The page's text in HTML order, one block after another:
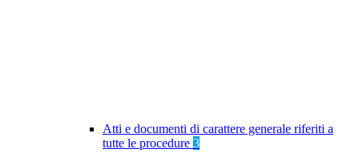
Atti e documenti di carattere generale riferiti a
tutte le procedure 3